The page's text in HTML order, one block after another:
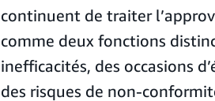
continuent de traiter
comme deux fonctions
inefficacités, des occasions
des risques de non-